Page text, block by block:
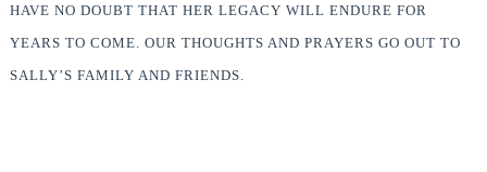
HAVE NO DOUBT THAT HER LEGACY WILL ENDURE FOR
YEARS TO COME. OUR THOUGHTS AND PRAYERS GO OUT TO
SALLY’S FAMILY AND FRIENDS.